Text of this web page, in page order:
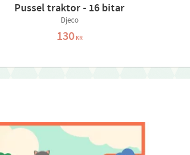
Pussel traktor - 16 bitar
Djeco
130KR